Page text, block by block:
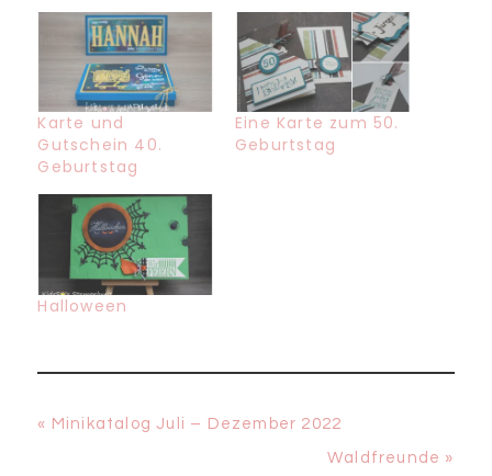
Karte und
Gutschein 40.
Geburtstag
Eine Karte zum 50.
Geburtstag
Halloween
Vorheriger
« Minikatalog Juli – Dezember 2022
Nächster
Waldfreunde »